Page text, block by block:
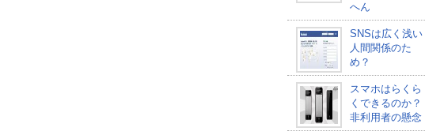
へん
SNSは広く浅い
人間関係のた
め？
スマホはらくら
くできるのか？
非利用者の懸念